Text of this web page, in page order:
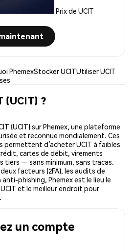
Prix de UCIT
PhemexStocker UCITUtiliser UCIT
(UCIT) ?
(UCIT) sur Phemex, une plateforme
et reconnue mondialement. Ces
permettent d’acheter UCIT à faibles
cartes de débit, virements
tiers — sans minimum, sans tracas.
facteurs (2FA), les audits de
phishing, Phemex est le lieu le
et le meilleur endroit pour
un compte